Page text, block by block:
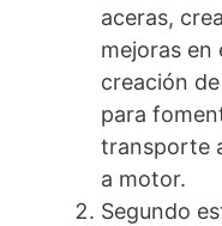
aceras,
mejoras
creación
para
transporte
a motor.
Segundo